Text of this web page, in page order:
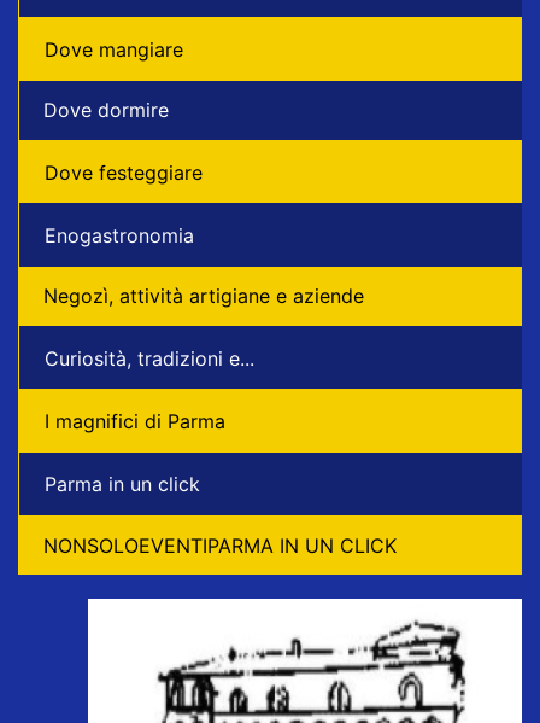
Dove mangiare
Dove dormire
Dove festeggiare
Enogastronomia
Negozì, attività artigiane e aziende
Curiosità, tradizioni e...
I magnifici di Parma
Parma in un click
NONSOLOEVENTIPARMA IN UN CLICK